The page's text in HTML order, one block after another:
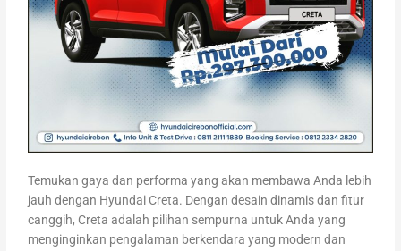
Temukan gaya dan performa yang akan membawa Anda lebih
jauh dengan Hyundai Creta. Dengan desain dinamis dan fitur
canggih, Creta adalah pilihan sempurna untuk Anda yang
menginginkan pengalaman berkendara yang modern dan